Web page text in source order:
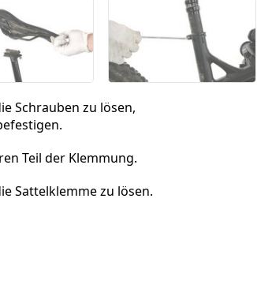
Schrauben zu lösen,
Teil der Klemmung.
Sattelklemme zu lösen.